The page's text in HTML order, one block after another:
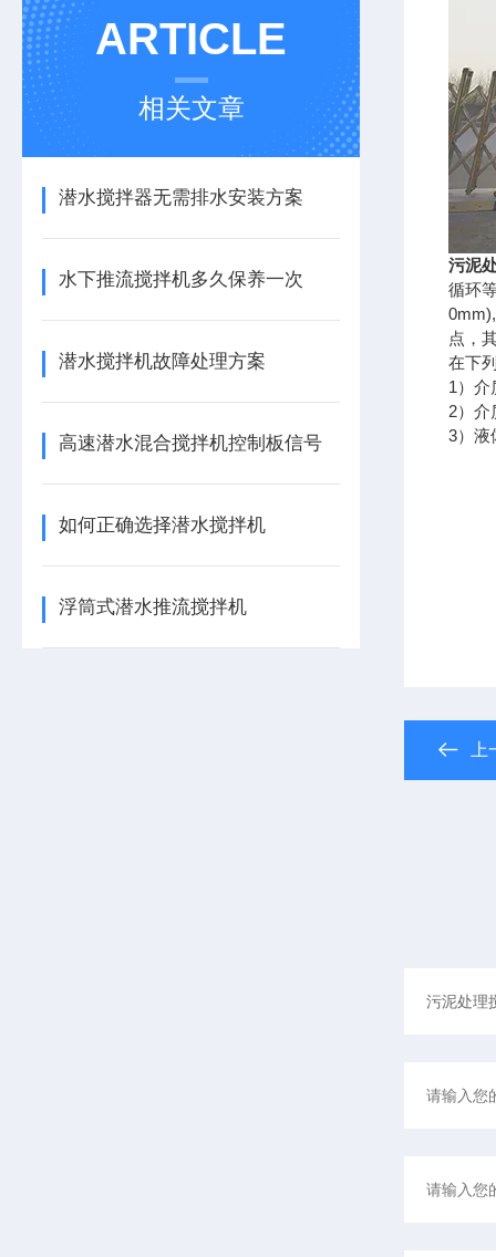
ARTICLE
相关文章
潜水搅拌器无需排水安装方案
水下推流搅拌机多久保养一次
潜水搅拌机故障处理方案
高速潜水混合搅拌机控制板信号
如何正确选择潜水搅拌机
浮筒式潜水推流搅拌机
污泥
循环
点，
在下
1）
2）介
3）液